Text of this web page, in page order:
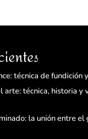
técnica de fundición
arte: técnica, historia y
la unión entre el